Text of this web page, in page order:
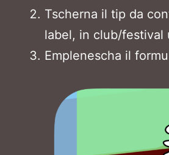
Tscherna il tip da
label, in club/festival
Emplenescha il